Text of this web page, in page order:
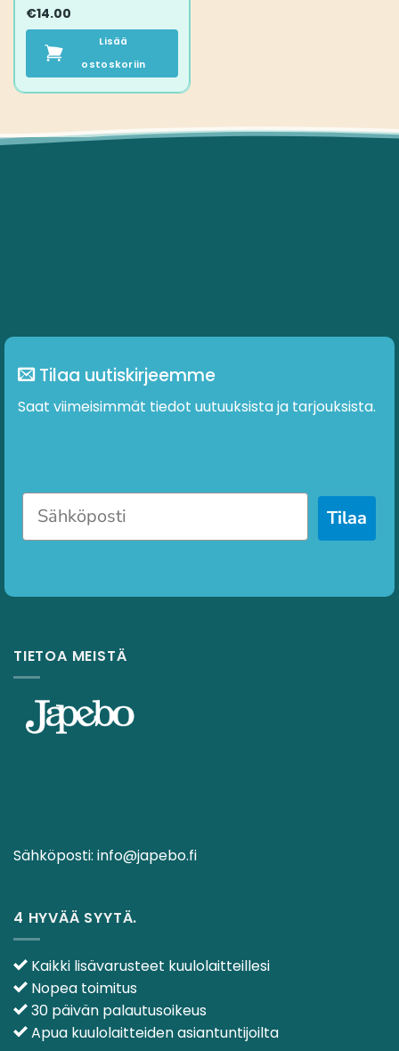
€14.00
Lisää
ostoskoriin
Tilaa uutiskirjeemme
Saat viimeisimmät tiedot uutuuksista ja tarjouksista.
Tilaa
TIETOA MEISTÄ
Sähköposti: info@japebo.fi
4 HYVÄÄ SYYTÄ.
Kaikki lisävarusteet kuulolaitteillesi
Nopea toimitus
30 päivän palautusoikeus
Apua kuulolaitteiden asiantuntijoilta